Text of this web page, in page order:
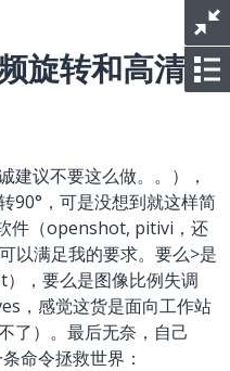
旋转和高清转
建议不要这么做。。），
90°，可是没想到就这样简
件（openshot, pitivi，还
以满足我的要求。要么>是
，要么是图像比例失调
，感觉这货是面向工作站
了）。最后无奈，自己
命令拯救世界：